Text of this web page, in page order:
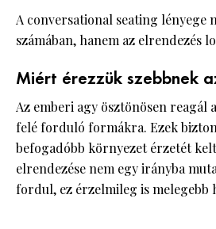
A conversational seating lényege
számában, hanem az elrendezés
Miért érezzük szebbnek
Az emberi agy ösztönösen reagál
felé forduló formákra. Ezek
befogadóbb környezet érzetét
elrendezése nem egy irányba
fordul, ez érzelmileg is melegebb